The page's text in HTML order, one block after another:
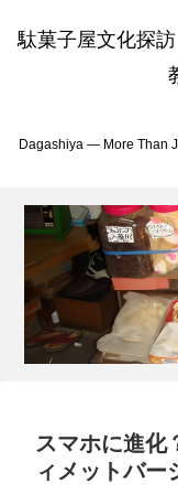
駄菓子屋文化探
Dagashiya — More Than
スマホに進
ィメットバー